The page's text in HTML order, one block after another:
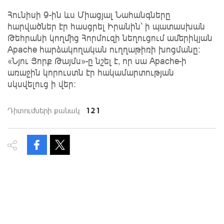
Հունիսի 9-ին ևս Միացյալ Նահանգները
հարվածներ էր հասցրել Իրանին՝ ի պատասխան
Թեհրանի կողմից Հորմուզի նեղուցում ամերիկյան
Apache հարձակողական ուղղաթիռի խոցմանը:
«Նյու Յորք Թայմս»-ը նշել է, որ սա Apache-ի
առաջին կորուստն էր հակամարտության
սկսվելուց ի վեր:
Դիտումների քանակ 121